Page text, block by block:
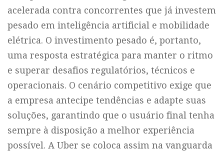
acelerada contra concorrentes que já investem
pesado em inteligência artificial e mobilidade
elétrica. O investimento pesado é, portanto,
uma resposta estratégica para manter o ritmo
e superar desafios regulatórios, técnicos e
operacionais. O cenário competitivo exige que
a empresa antecipe tendências e adapte suas
soluções, garantindo que o usuário final tenha
sempre à disposição a melhor experiência
possível. A Uber se coloca assim na vanguarda